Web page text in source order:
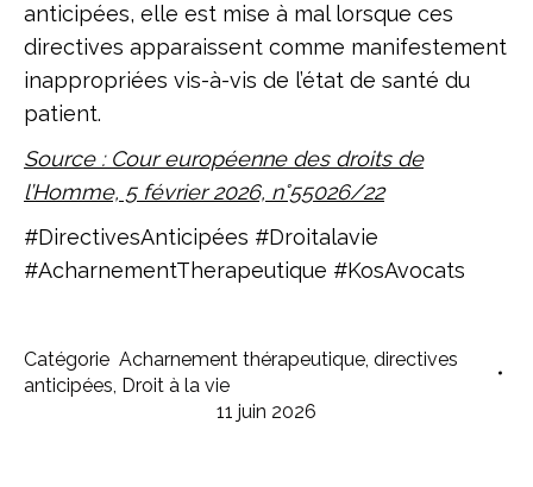
anticipées, elle est mise à mal lorsque ces
directives apparaissent comme manifestement
inappropriées vis-à-vis de l’état de santé du
patient.
Source : Cour européenne des droits de
l’Homme, 5 février 2026, n°55026/22
#DirectivesAnticipées #Droitalavie
#AcharnementTherapeutique #KosAvocats
Catégorie Acharnement thérapeutique, directives
anticipées, Droit à la vie
11 juin 2026